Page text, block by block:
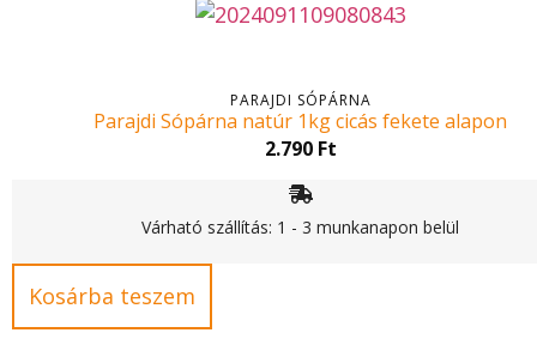
PARAJDI SÓPÁRNA
Parajdi Sópárna natúr 1kg cicás fekete alapon
2.790 Ft
Várható szállítás: 1 - 3 munkanapon belül
Kosárba teszem